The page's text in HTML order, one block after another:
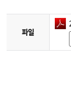
파일